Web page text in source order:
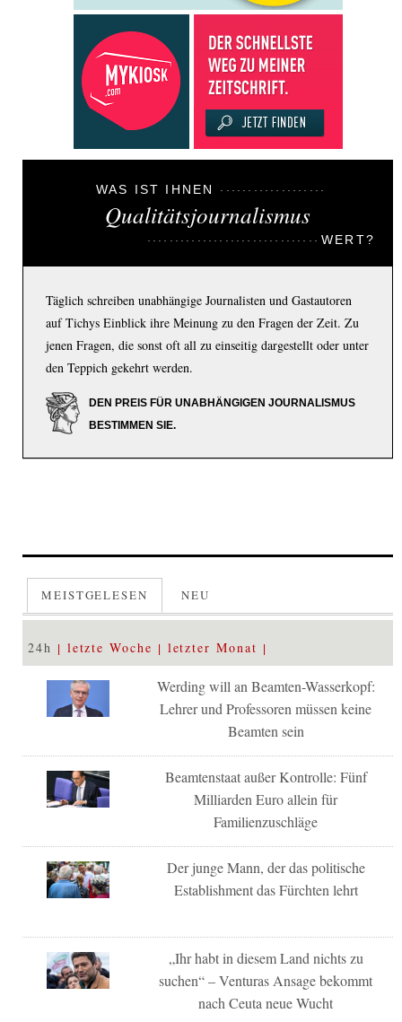
WAS IST IHNEN
Qualitätsjournalismus
WERT?
Täglich schreiben unabhängige Journalisten und Gastautoren
auf Tichys Einblick ihre Meinung zu den Fragen der Zeit. Zu
jenen Fragen, die sonst oft all zu einseitig dargestellt oder unter
den Teppich gekehrt werden.
DEN PREIS FÜR UNABHÄNGIGEN JOURNALISMUS
BESTIMMEN SIE.
MEISTGELESEN NEU
24h letzte Woche letzter Monat
Werding will an Beamten-Wasserkopf:
Lehrer und Professoren müssen keine
Beamten sein
Beamtenstaat außer Kontrolle: Fünf
Milliarden Euro allein für
Familienzuschläge
Der junge Mann, der das politische
Establishment das Fürchten lehrt
„Ihr habt in diesem Land nichts zu
suchen“ – Venturas Ansage bekommt
nach Ceuta neue Wucht